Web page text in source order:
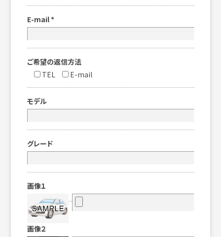
E-mail *
ご希望の返信方法
TEL
E-mail
モデル
グレード
画像１
画像２